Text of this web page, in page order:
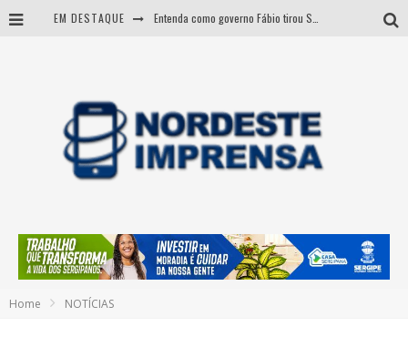
EM DESTAQUE
Sergipe: operação mira grupo suspeito de comandar crimes de dentro de presídio
Home NOTÍCIAS